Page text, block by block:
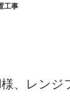
工事
、レン